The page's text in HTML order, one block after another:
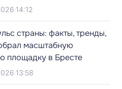
14:12
страны: факты, тренды,
масштабную
площадку в Бресте
13:58